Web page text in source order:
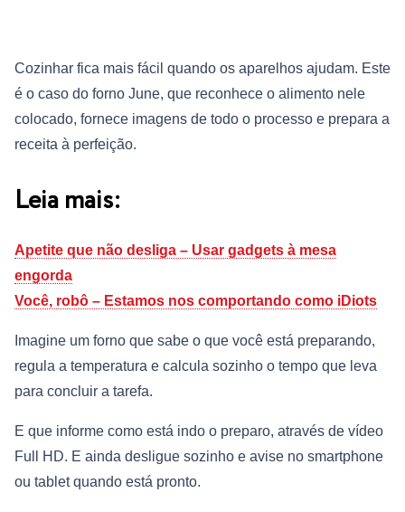
Cozinhar fica mais fácil quando os aparelhos ajudam. Este
é o caso do forno June, que reconhece o alimento nele
colocado, fornece imagens de todo o processo e prepara a
receita à perfeição.
Leia mais:
Apetite que não desliga – Usar gadgets à mesa
engorda
Você, robô – Estamos nos comportando como iDiots
Imagine um forno que sabe o que você está preparando,
regula a temperatura e calcula sozinho o tempo que leva
para concluir a tarefa.
E que informe como está indo o preparo, através de vídeo
Full HD. E ainda desligue sozinho e avise no smartphone
ou tablet quando está pronto.